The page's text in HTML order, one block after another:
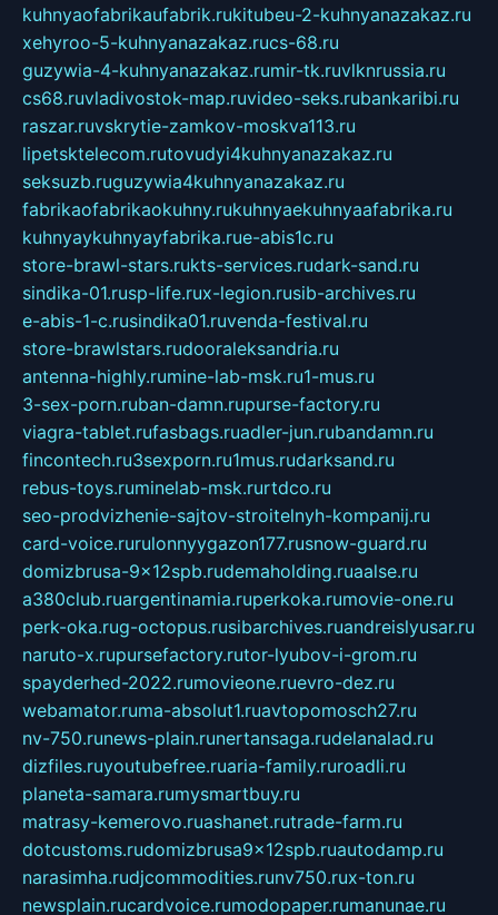
kuhnyaofabrikaufabrik.rukitubeu-2-kuhnyanazakaz.ru
xehyroo-5-kuhnyanazakaz.rucs-68.ru
guzywia-4-kuhnyanazakaz.rumir-tk.ruvlknrussia.ru
cs68.ruvladivostok-map.ruvideo-seks.rubankaribi.ru
raszar.ruvskrytie-zamkov-moskva113.ru
lipetsktelecom.rutovudyi4kuhnyanazakaz.ru
seksuzb.ruguzywia4kuhnyanazakaz.ru
fabrikaofabrikaokuhny.rukuhnyaekuhnyaafabrika.ru
kuhnyaykuhnyayfabrika.rue-abis1c.ru
store-brawl-stars.rukts-services.rudark-sand.ru
sindika-01.rusp-life.rux-legion.rusib-archives.ru
e-abis-1-c.rusindika01.ruvenda-festival.ru
store-brawlstars.rudooraleksandria.ru
antenna-highly.rumine-lab-msk.ru1-mus.ru
3-sex-porn.ruban-damn.rupurse-factory.ru
viagra-tablet.rufasbags.ruadler-jun.rubandamn.ru
fincontech.ru3sexporn.ru1mus.rudarksand.ru
rebus-toys.ruminelab-msk.rurtdco.ru
seo-prodvizhenie-sajtov-stroitelnyh-kompanij.ru
card-voice.rurulonnyygazon177.rusnow-guard.ru
domizbrusa-9x12spb.rudemaholding.ruaalse.ru
a380club.ruargentinamia.ruperkoka.rumovie-one.ru
perk-oka.rug-octopus.rusibarchives.ruandreislyusar.ru
naruto-x.rupursefactory.rutor-lyubov-i-grom.ru
spayderhed-2022.rumovieone.ruevro-dez.ru
webamator.ruma-absolut1.ruavtopomosch27.ru
nv-750.runews-plain.runertansaga.rudelanalad.ru
dizfiles.ruyoutubefree.ruaria-family.ruroadli.ru
planeta-samara.rumysmartbuy.ru
matrasy-kemerovo.ruashanet.rutrade-farm.ru
dotcustoms.rudomizbrusa9x12spb.ruautodamp.ru
narasimha.rudjcommodities.runv750.rux-ton.ru
newsplain.rucardvoice.rumodopaper.rumanunae.ru